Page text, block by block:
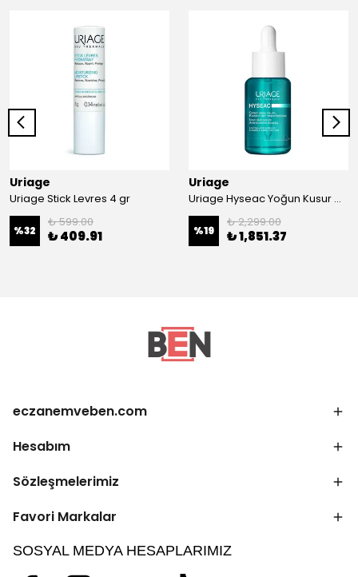
Uriage
Uriage Stick Levres 4 gr
%32
₺ 599.00
₺ 409.91
Uriage
Uriage Hyseac Yoğun Kusur Giderici Konsantre Serum 30 ml
%19
₺ 2,299.00
₺ 1,851.37
eczanemveben.com
Hesabım
Sözleşmelerimiz
Favori Markalar
SOSYAL MEDYA HESAPLARIMIZ